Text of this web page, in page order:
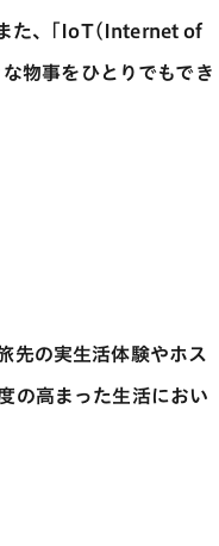
た、｢IoT(Internet of
物事をひとりでもでき
先の実生活体験やホス
の高まった生活におい